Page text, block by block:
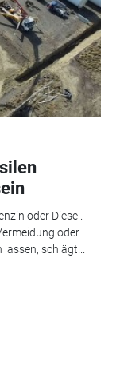
oder Diesel.
oder
schlägt...